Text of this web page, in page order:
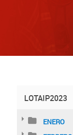
LOTAIP2023
ENERO